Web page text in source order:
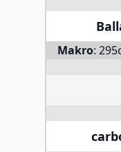
Makro: